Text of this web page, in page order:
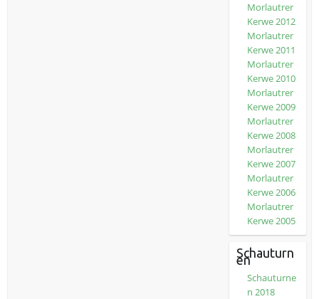
Morlautrer
Kerwe 2012
Morlautrer
Kerwe 2011
Morlautrer
Kerwe 2010
Morlautrer
Kerwe 2009
Morlautrer
Kerwe 2008
Morlautrer
Kerwe 2007
Morlautrer
Kerwe 2006
Morlautrer
Kerwe 2005
Schauturn
en
Schauturne
n 2018